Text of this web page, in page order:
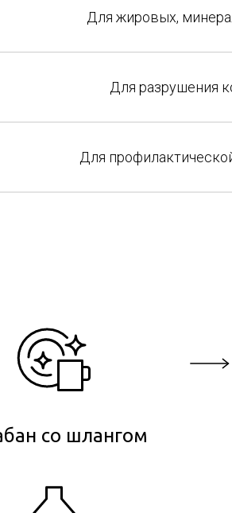
Для жировых,
Для разрушения
Для
со шлангом